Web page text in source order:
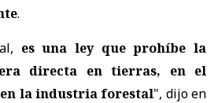
.
es una ley que prohíbe la
directa en tierras, en el
la industria forestal", dijo en